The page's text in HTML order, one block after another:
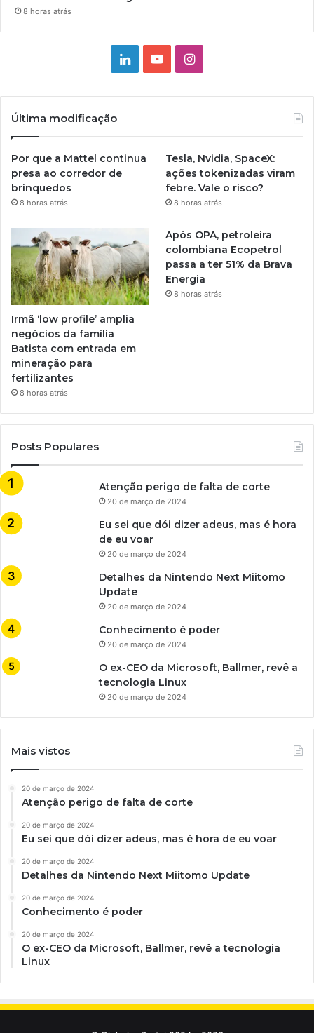
8 horas atrás
LinkedinYouTubeInstagram
Última modificação
Por que a Mattel continua
presa ao corredor de
brinquedos
8 horas atrás
Tesla, Nvidia, SpaceX:
ações tokenizadas viram
febre. Vale o risco?
8 horas atrás
Irmã ‘low profile’ amplia
negócios da família
Batista com entrada em
mineração para
fertilizantes
8 horas atrás
Após OPA, petroleira
colombiana Ecopetrol
passa a ter 51% da Brava
Energia
8 horas atrás
Posts Populares
Atenção perigo de falta de corte
20 de março de 2024
Eu sei que dói dizer adeus, mas é hora
de eu voar
20 de março de 2024
Detalhes da Nintendo Next Miitomo
Update
20 de março de 2024
Conhecimento é poder
20 de março de 2024
O ex-CEO da Microsoft, Ballmer, revê a
tecnologia Linux
20 de março de 2024
Mais vistos
20 de março de 2024
Atenção perigo de falta de corte
20 de março de 2024
Eu sei que dói dizer adeus, mas é hora de eu voar
20 de março de 2024
Detalhes da Nintendo Next Miitomo Update
20 de março de 2024
Conhecimento é poder
20 de março de 2024
O ex-CEO da Microsoft, Ballmer, revê a tecnologia
Linux